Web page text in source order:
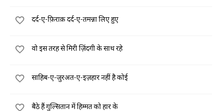
दर्द-ए-फ़िराक़ दर्द-ए-तमन्ना लिए हुए
वो इस तरह से मिरी ज़िंदगी के साथ रहे
साहिब-ए-जुरअत-ए-इज़हार नहीं है कोई
बैठे हैं गुल्सितान में हिम्मत को हार के